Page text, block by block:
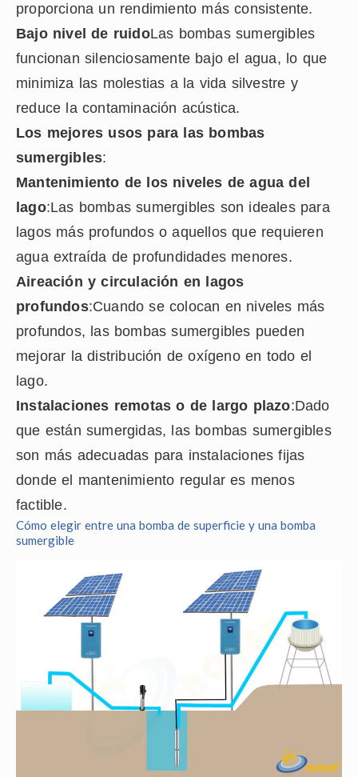
proporciona un rendimiento más consistente.
Bajo nivel de ruidoLas bombas sumergibles
funcionan silenciosamente bajo el agua, lo que
minimiza las molestias a la vida silvestre y
reduce la contaminación acústica.
Los mejores usos para las bombas
sumergibles:
Mantenimiento de los niveles de agua del
lago:Las bombas sumergibles son ideales para
lagos más profundos o aquellos que requieren
agua extraída de profundidades menores.
Aireación y circulación en lagos
profundos:Cuando se colocan en niveles más
profundos, las bombas sumergibles pueden
mejorar la distribución de oxígeno en todo el
lago.
Instalaciones remotas o de largo plazo:Dado
que están sumergidas, las bombas sumergibles
son más adecuadas para instalaciones fijas
donde el mantenimiento regular es menos
factible.
Cómo elegir entre una bomba de superficie y una bomba
sumergible